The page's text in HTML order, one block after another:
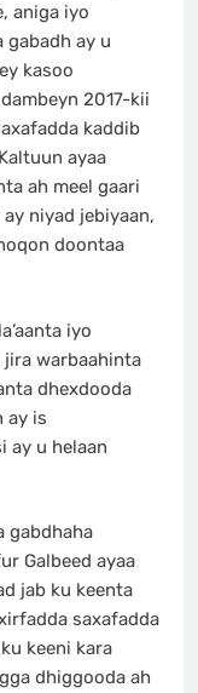
aniga iyo
gabadh ay u
kasoo
2017-kii
kaddib
ayaa
ah meel gaari
niyad jebiyaan,
doontaa
iyo
jira warbaahinta
dhexdooda
ay is
ay u helaan
gabdhaha
Galbeed ayaa
jab ku keenta
saxafadda
keeni kara
dhiggooda ah